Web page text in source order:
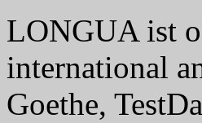
LONGUA ist
international
Goethe,